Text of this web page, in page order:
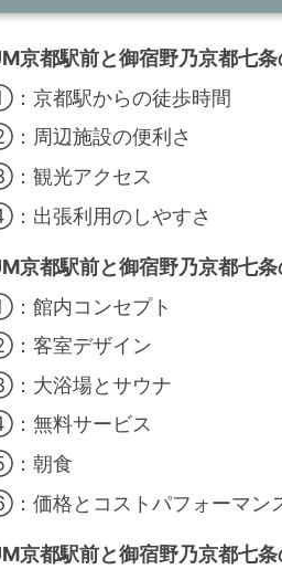
京都駅前と御宿野乃京都七
京都駅からの徒歩時間
周辺施設の便利さ
観光アクセス
出張利用のしやすさ
京都駅前と御宿野乃京都七
館内コンセプト
客室デザイン
大浴場とサウナ
無料サービス
：朝食
価格とコストパフォーマン
京都駅前と御宿野乃京都七